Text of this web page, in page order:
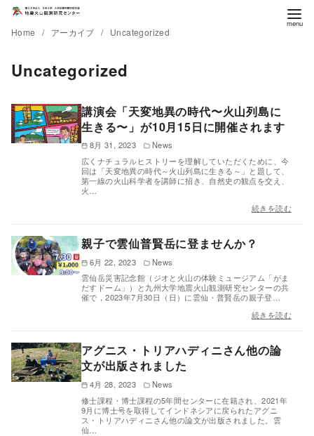
Home アーカイブ Uncategorized
Uncategorized
講演会「天変地異の時代〜火山列島に
生きる〜」が10月15日に開催されます
8月 31, 2023
News
広くナチュラルヒストリーを理解していただくために、今
回は「天変地異の時代～火山列島に生きる～」と題して、
第一線の火山科学者を講師に招き、自然史の観点を交え、
火…
続きを読む
親子で雲仙普賢岳に登ませんか？
6月 22, 2023
News
雲仙岳災害記念館（ジオと火山の体験ミュージアム「がま
だすドーム」）と九州大学地震火山観測研究センターの共
催で，2023年7月30日（日）に雲仙・普賢岳の親子登…
続きを読む
アグニス・トリアハディニさん他の論
文が出版されました
4月 28, 2023
News
修士課程・博士課程の5年間センターに在籍され、2021年
9月に博士号を取得してインドネシアに戻られたアグニ
ス・トリアハディニさん他の論文が出版されました。雲
仙…